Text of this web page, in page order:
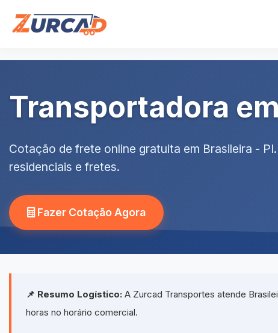
Transportadora
Cotação de frete online gratuita em Brasileira -
residenciais e fretes.
Fazer Cotação Agora
📌 Resumo Logístico: A Zurcad Transportes atende
horas no horário comercial.